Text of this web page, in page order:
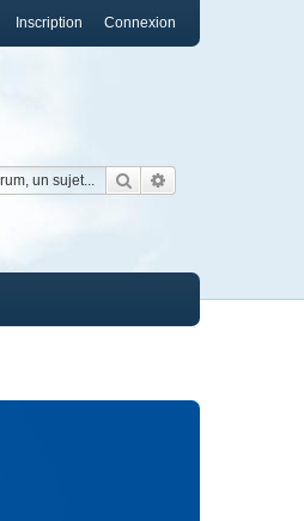
Connexion
Inscription
Rechercher